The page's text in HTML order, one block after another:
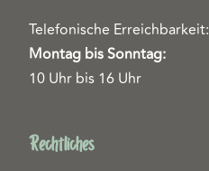
Telefonische Erreichbarkeit:
Montag bis Sonntag:
10 Uhr bis 16 Uhr
Rechtliches